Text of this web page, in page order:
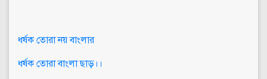
ধর্ষক তোরা নয় বাংলার
ধর্ষক তোরা বাংলা ছাড়।।